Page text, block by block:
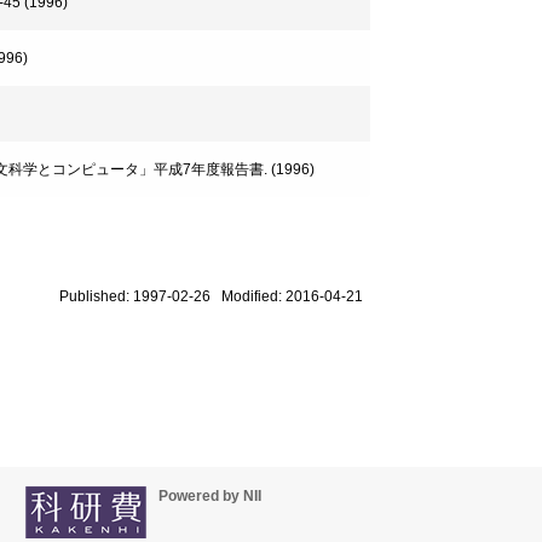
学とコンピュータ」平成7年度報告書. (1996)
Published: 1997-02-26 Modified: 2016-04-21
Powered by NII